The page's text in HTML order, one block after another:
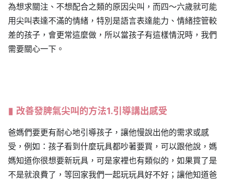
為想求關注、不想配合之類的原因尖叫，而四～六歲就可能
用尖叫表達不滿的情緒，特別是語言表達能力、情緒控管較
差的孩子，會更常這麼做，所以當孩子有這樣情況時，我們
需要關心一下。
改善發脾氣尖叫的方法1.引導講出感受
爸媽們要更有耐心地引導孩子，讓他慢說出他的需求或感
受，例如：孩子看到什麼玩具都吵著要買，可以跟他說，媽
媽知道你很想要新玩具，可是家裡也有類似的，如果買了是
不是就浪費了，等回家我們一起玩玩具好不好；讓他知道爸